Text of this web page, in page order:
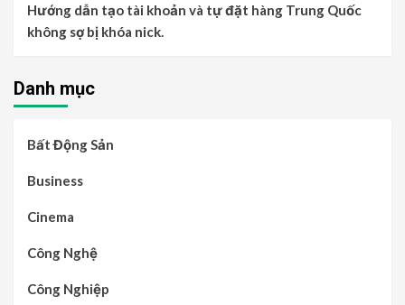
Hướng dẫn tạo tài khoản và tự đặt hàng Trung Quốc
không sợ bị khóa nick.
Danh mục
Bất Động Sản
Business
Cinema
Công Nghệ
Công Nghiệp